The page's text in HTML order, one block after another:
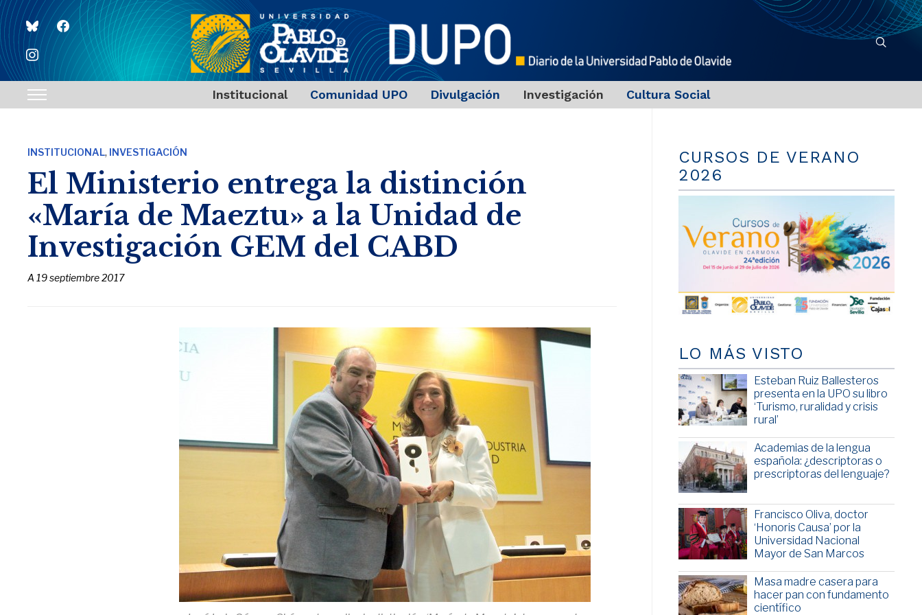
blueskyfacebook
instagram
Toggle
navigation
Institucional Comunidad UPO Divulgación Investigación Cultura Social
INSTITUCIONAL, INVESTIGACIÓN
El Ministerio entrega la distinción
«María de Maeztu» a la Unidad de
Investigación GEM del CABD
A 19 septiembre 2017
CURSOS DE VERANO
2026
LO MÁS VISTO
Esteban Ruiz Ballesteros
presenta en la UPO su libro
‘Turismo, ruralidad y crisis
rural’
Academias de la lengua
española: ¿descriptoras o
prescriptoras del lenguaje?
Francisco Oliva, doctor
‘Honoris Causa’ por la
Universidad Nacional
Mayor de San Marcos
Masa madre casera para
hacer pan con fundamento
científico